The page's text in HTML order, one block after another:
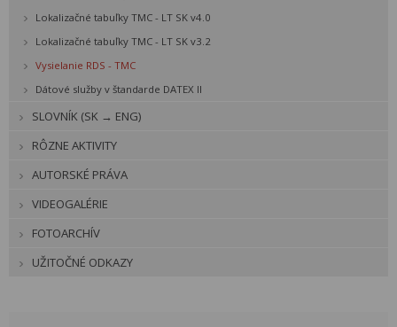
Lokalizačné tabuľky TMC - LT SK v4.0
Lokalizačné tabuľky TMC - LT SK v3.2
Vysielanie RDS - TMC
Dátové služby v štandarde DATEX II
SLOVNÍK (SK → ENG)
RÔZNE AKTIVITY
AUTORSKÉ PRÁVA
VIDEOGALÉRIE
FOTOARCHÍV
UŽITOČNÉ ODKAZY